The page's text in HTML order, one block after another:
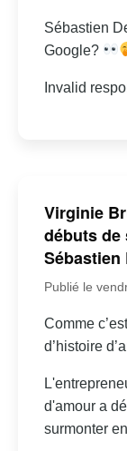
Sébastien
Google?
Invalid
Virginie
débuts de
Sébastien
Publié le
Comme
d’histoire
d'amour a
surmonter